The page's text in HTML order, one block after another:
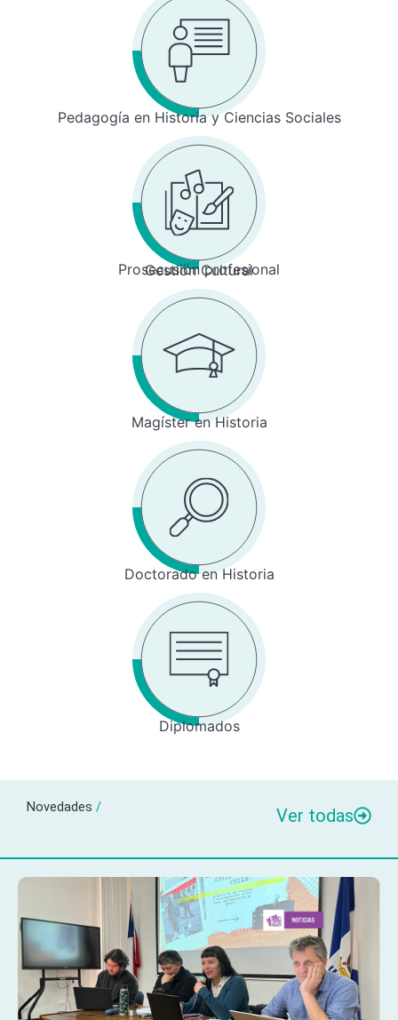
Pedagogía en Historia y Ciencias Sociales
Prosecusión profesional
Gestión Cultural
Magíster en Historia
Doctorado en Historia
Diplomados
Novedades / Ver todas